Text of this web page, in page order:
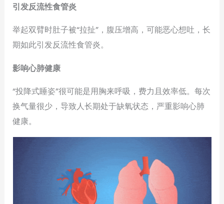
引发反流性食管炎
举起双臂时肚子被“拉扯”，腹压增高，可能恶心想吐，长
期如此引发反流性食管炎。
影响心肺健康
“投降式睡姿”很可能是用胸来呼吸，费力且效率低。每次
换气量很少，导致人长期处于缺氧状态，严重影响心肺
健康。